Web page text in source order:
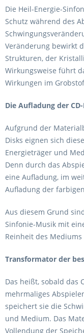
Die Heil-Energie-
Schutz während des
Veränderung bewirkt
Strukturen, der
Wirkungsweise führt
Wirkungen im
Die Aufladung der
Aufgrund der
Disks eignen sich
Energieträger und
Denn durch das
eine Aufladung, im
Aufladung der
Aus diesem Grund
Sinfonie-Musik mit
Reinheit des
Transformator der
Das heißt, sobald das
mehrmaliges
speichert sie die
und Medium. Das
Vollendung der